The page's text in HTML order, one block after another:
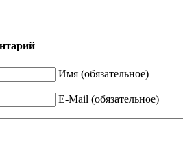
Имя (обязательное)
E-Mail (обязательное)